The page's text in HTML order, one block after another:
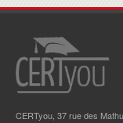
CERTyou, 37 rue des